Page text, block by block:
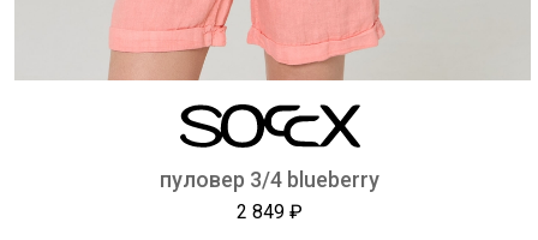
пуловер 3/4 blueberry
2 849 ₽